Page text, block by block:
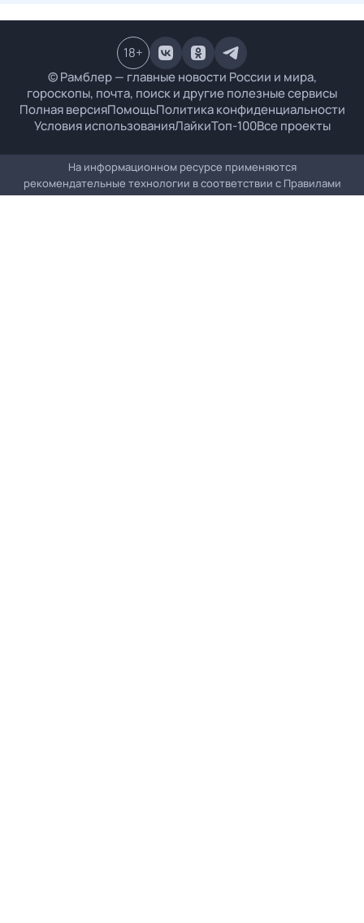
© Рамблер — главные новости России и мира,
гороскопы, почта, поиск и другие полезные сервисы
Полная версияПомощьПолитика конфиденциальности
Условия использованияЛайкиТоп-100Все проекты
18+
На информационном ресурсе применяются
рекомендательные технологии в соответствии с Правилами